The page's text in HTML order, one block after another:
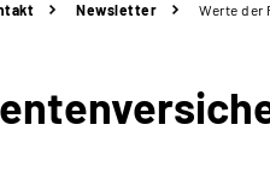
Newsletter Werte der